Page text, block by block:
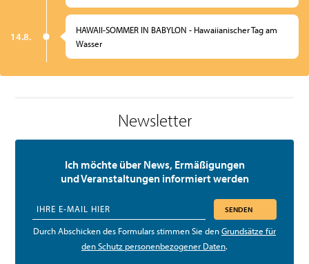
14.8.
HAWAII-SOMMER IN BABYLON - Hawaiianischer Tag am
Wasser
Newsletter
Ich möchte über News, Ermäßigungen
und Veranstaltungen informiert werden
SENDEN
Durch Abschicken des Formulars stimmen Sie denGrundsätze für
den Schutz personenbezogener Daten.